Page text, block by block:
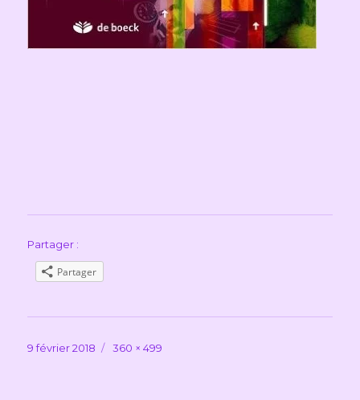
Partager :
Partager
Publié
9 février 2018
Taille
360 × 499